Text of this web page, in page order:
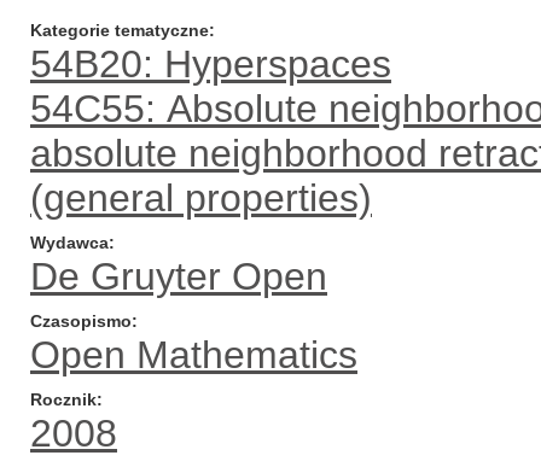
Kategorie tematyczne
54B20: Hyperspaces
54C55: Absolute
absolute neighborhood
(general properties)
Wydawca
De Gruyter Open
Czasopismo
Open Mathematics
Rocznik
2008